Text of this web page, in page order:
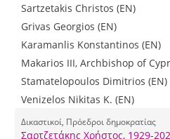
Sartzetakis Christos (EN)
Grivas Georgios (EN)
Karamanlis Konstantinos (EN)
Makarios III, Archbishop of
Stamatelopoulos Dimitrios (EN)
Venizelos Nikitas K. (EN)
Δικαστικοί, Πρόεδροι δημοκρατίας
Σαρτζετάκης Χρήστος, 1929-